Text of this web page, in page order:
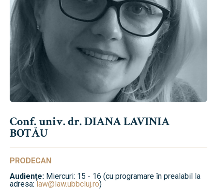
Conf. univ. dr. DIANA LAVINIA
BOTĂU
PRODECAN
Audienţe: Miercuri: 15 - 16 (cu programare în prealabil la
adresa: law@law.ubbcluj.ro)